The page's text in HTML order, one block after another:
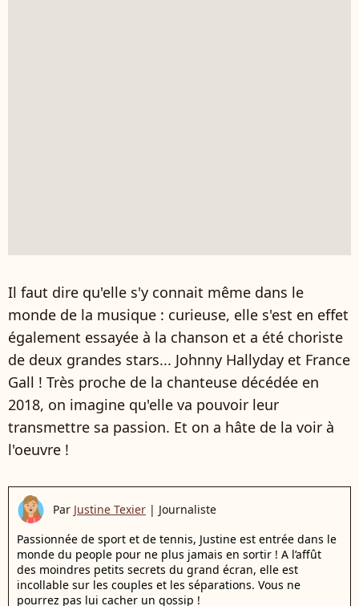
Il faut dire qu'elle s'y connait même dans le
monde de la musique : curieuse, elle s'est en effet
également essayée à la chanson et a été choriste
de deux grandes stars... Johnny Hallyday et France
Gall ! Très proche de la chanteuse décédée en
2018, on imagine qu'elle va pouvoir leur
transmettre sa passion. Et on a hâte de la voir à
l'oeuvre !
Par Justine Texier | Journaliste
Passionnée de sport et de tennis, Justine est entrée dans le
monde du people pour ne plus jamais en sortir ! A l’affût
des moindres petits secrets du grand écran, elle est
incollable sur les couples et les séparations. Vous ne
pourrez pas lui cacher un gossip !